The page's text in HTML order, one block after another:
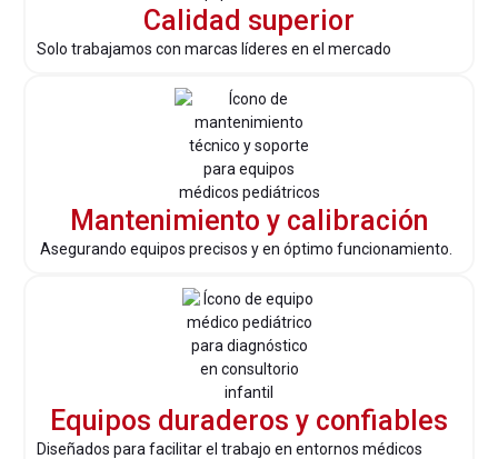
Calidad superior
Solo trabajamos con marcas líderes en el mercado
Mantenimiento y calibración
Asegurando equipos precisos y en óptimo funcionamiento.
Equipos duraderos y confiables
Diseñados para facilitar el trabajo en entornos médicos